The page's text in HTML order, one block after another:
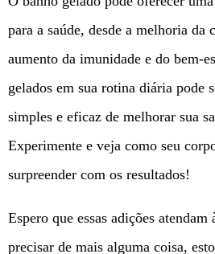
para a saúde, desde a melhoria da
aumento da imunidade e do bem-
gelados em sua rotina diária pode
simples e eficaz de melhorar sua
Experimente e veja como seu
surpreender com os resultados!
Espero que essas adições atendam
precisar de mais alguma coisa,